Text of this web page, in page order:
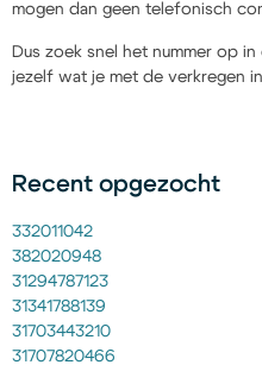
mogen dan geen telefonisch
Dus zoek snel het nummer op
jezelf wat je met de verkregen
Recent opgezocht
332011042
382020948
31294787123
31341788139
31703443210
31707820466